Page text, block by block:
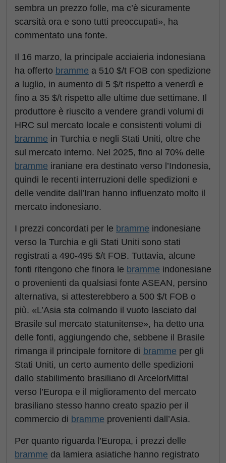
sembra un prezzo folle, ma c’è sicuramente
scarsità ora e sono tutti preoccupati», ha
commentato una fonte.
Il 16 marzo, la principale acciaieria indonesiana
ha offerto bramme a 510 $/t FOB con spedizione
a luglio, in aumento di 5 $/t rispetto a venerdì e
fino a 35 $/t rispetto alle ultime due settimane. Il
produttore è riuscito a vendere grandi volumi di
HRC sul mercato locale e consistenti volumi di
bramme in Turchia e negli Stati Uniti, oltre che
sul mercato interno. Nel 2025, fino al 70% delle
bramme iraniane era destinato verso l’Indonesia,
quindi le recenti interruzioni delle spedizioni e
delle vendite dall’Iran hanno influenzato molto il
mercato indonesiano.
I prezzi concordati per le bramme indonesiane
verso la Turchia e gli Stati Uniti sono stati
registrati a 490-495 $/t FOB. Tuttavia, alcune
fonti ritengono che finora le bramme indonesiane
o provenienti da qualsiasi fonte ASEAN, persino
alternativa, si attesterebbero a 500 $/t FOB o
più. «L’Asia sta colmando il vuoto lasciato dal
Brasile sul mercato statunitense», ha detto una
delle fonti, aggiungendo che, sebbene il Brasile
rimanga il principale fornitore di bramme per gli
Stati Uniti, un certo aumento delle spedizioni
dallo stabilimento brasiliano di ArcelorMittal
verso l’Europa e il miglioramento del mercato
brasiliano stesso hanno creato spazio per il
commercio di bramme provenienti dall’Asia.
Per quanto riguarda l’Europa, i prezzi delle
bramme da lamiera asiatiche hanno registrato